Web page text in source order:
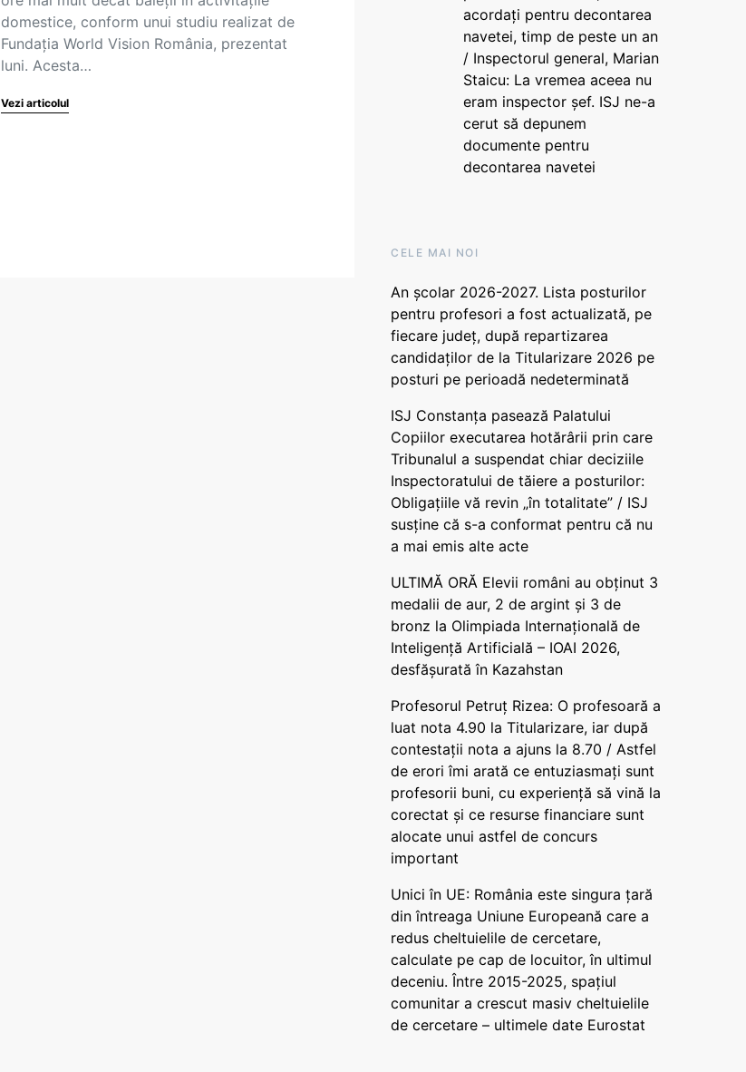
domestice, conform unui studiu realizat de
Fundația World Vision România, prezentat
luni. Acesta…
Vezi articolul
acordați pentru decontarea
navetei, timp de peste un an
/ Inspectorul general, Marian
Staicu: La vremea aceea nu
eram inspector șef. ISJ ne-a
cerut să depunem
documente pentru
decontarea navetei
CELE MAI NOI
An școlar 2026-2027. Lista posturilor
pentru profesori a fost actualizată, pe
fiecare județ, după repartizarea
candidaților de la Titularizare 2026 pe
posturi pe perioadă nedeterminată
ISJ Constanța pasează Palatului
Copiilor executarea hotărârii prin care
Tribunalul a suspendat chiar deciziile
Inspectoratului de tăiere a posturilor:
Obligațiile vă revin „în totalitate” / ISJ
susține că s-a conformat pentru că nu
a mai emis alte acte
ULTIMĂ ORĂ Elevii români au obținut 3
medalii de aur, 2 de argint și 3 de
bronz la Olimpiada Internațională de
Inteligență Artificială – IOAI 2026,
desfășurată în Kazahstan
Profesorul Petruț Rizea: O profesoară a
luat nota 4.90 la Titularizare, iar după
contestații nota a ajuns la 8.70 / Astfel
de erori îmi arată ce entuziasmați sunt
profesorii buni, cu experiență să vină la
corectat și ce resurse financiare sunt
alocate unui astfel de concurs
important
Unici în UE: România este singura țară
din întreaga Uniune Europeană care a
redus cheltuielile de cercetare,
calculate pe cap de locuitor, în ultimul
deceniu. Între 2015-2025, spațiul
comunitar a crescut masiv cheltuielile
de cercetare – ultimele date Eurostat